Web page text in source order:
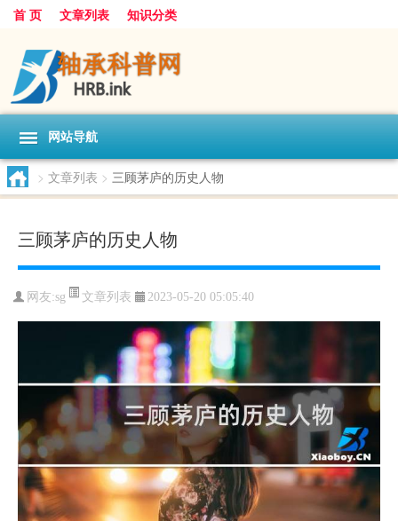
首 页 文章列表 知识分类
网站导航
> 文章列表 > 三顾茅庐的历史人物
三顾茅庐的历史人物
网友:sg 文章列表 2023-05-20 05:05:40